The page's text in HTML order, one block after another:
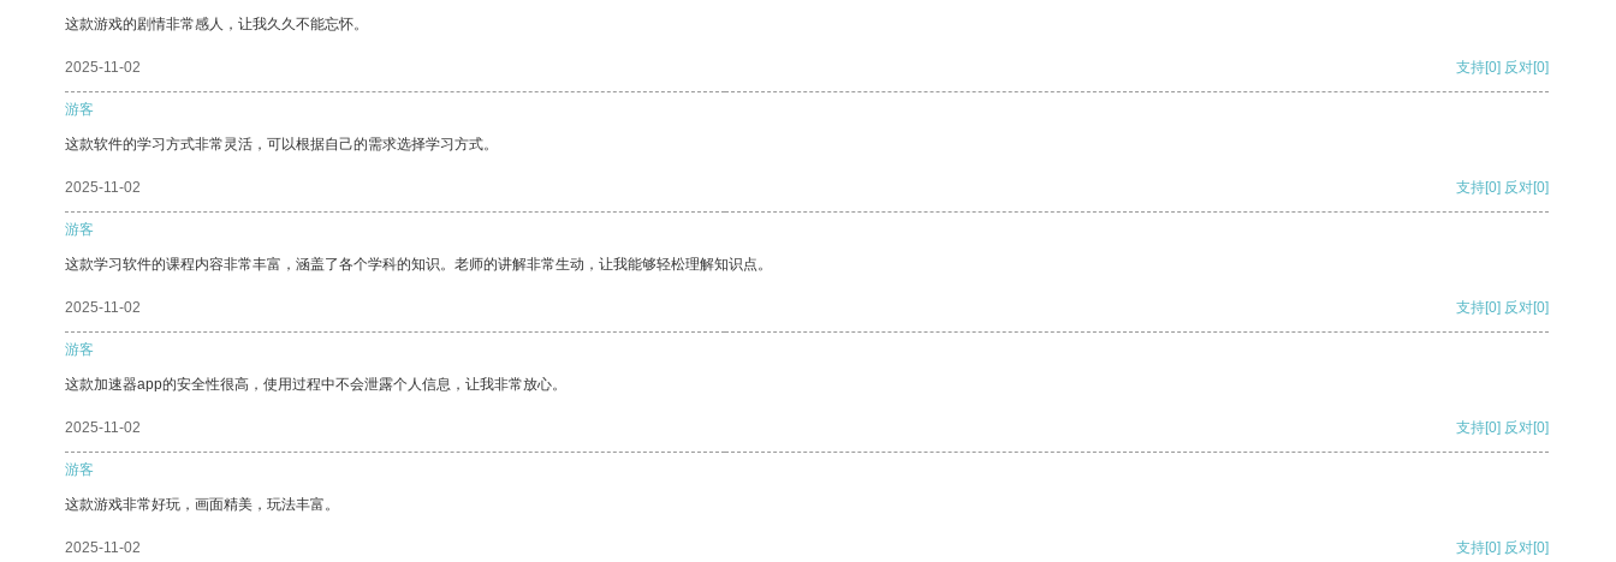
这款游戏的剧情非常感人，让我久久不能忘怀。
2025-11-02 支持[0] 反对[0]
游客
这款软件的学习方式非常灵活，可以根据自己的需求选择学习方式。
2025-11-02 支持[0] 反对[0]
游客
这款学习软件的课程内容非常丰富，涵盖了各个学科的知识。老师的讲解非常生动，让我能够轻松理解知识点。
2025-11-02 支持[0] 反对[0]
游客
这款加速器app的安全性很高，使用过程中不会泄露个人信息，让我非常放心。
2025-11-02 支持[0] 反对[0]
游客
这款游戏非常好玩，画面精美，玩法丰富。
2025-11-02 支持[0] 反对[0]